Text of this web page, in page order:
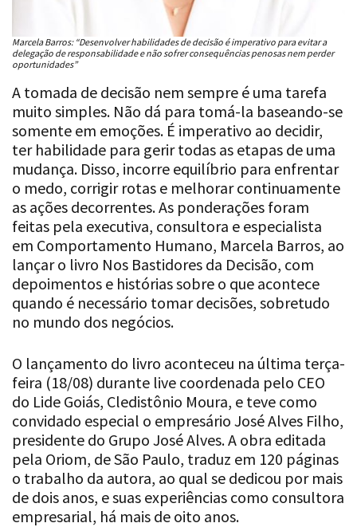
Marcela Barros: “Desenvolver habilidades de decisão é imperativo para evitar a
delegação de responsabilidade e não sofrer consequências penosas nem perder
oportunidades”
A tomada de decisão nem sempre é uma tarefa
muito simples. Não dá para tomá-la baseando-se
somente em emoções. É imperativo ao decidir,
ter habilidade para gerir todas as etapas de uma
mudança. Disso, incorre equilíbrio para enfrentar
o medo, corrigir rotas e melhorar continuamente
as ações decorrentes. As ponderações foram
feitas pela executiva, consultora e especialista
em Comportamento Humano, Marcela Barros, ao
lançar o livro Nos Bastidores da Decisão, com
depoimentos e histórias sobre o que acontece
quando é necessário tomar decisões, sobretudo
no mundo dos negócios.
O lançamento do livro aconteceu na última terça-
feira (18/08) durante live coordenada pelo CEO
do Lide Goiás, Cledistônio Moura, e teve como
convidado especial o empresário José Alves Filho,
presidente do Grupo José Alves. A obra editada
pela Oriom, de São Paulo, traduz em 120 páginas
o trabalho da autora, ao qual se dedicou por mais
de dois anos, e suas experiências como consultora
empresarial, há mais de oito anos.